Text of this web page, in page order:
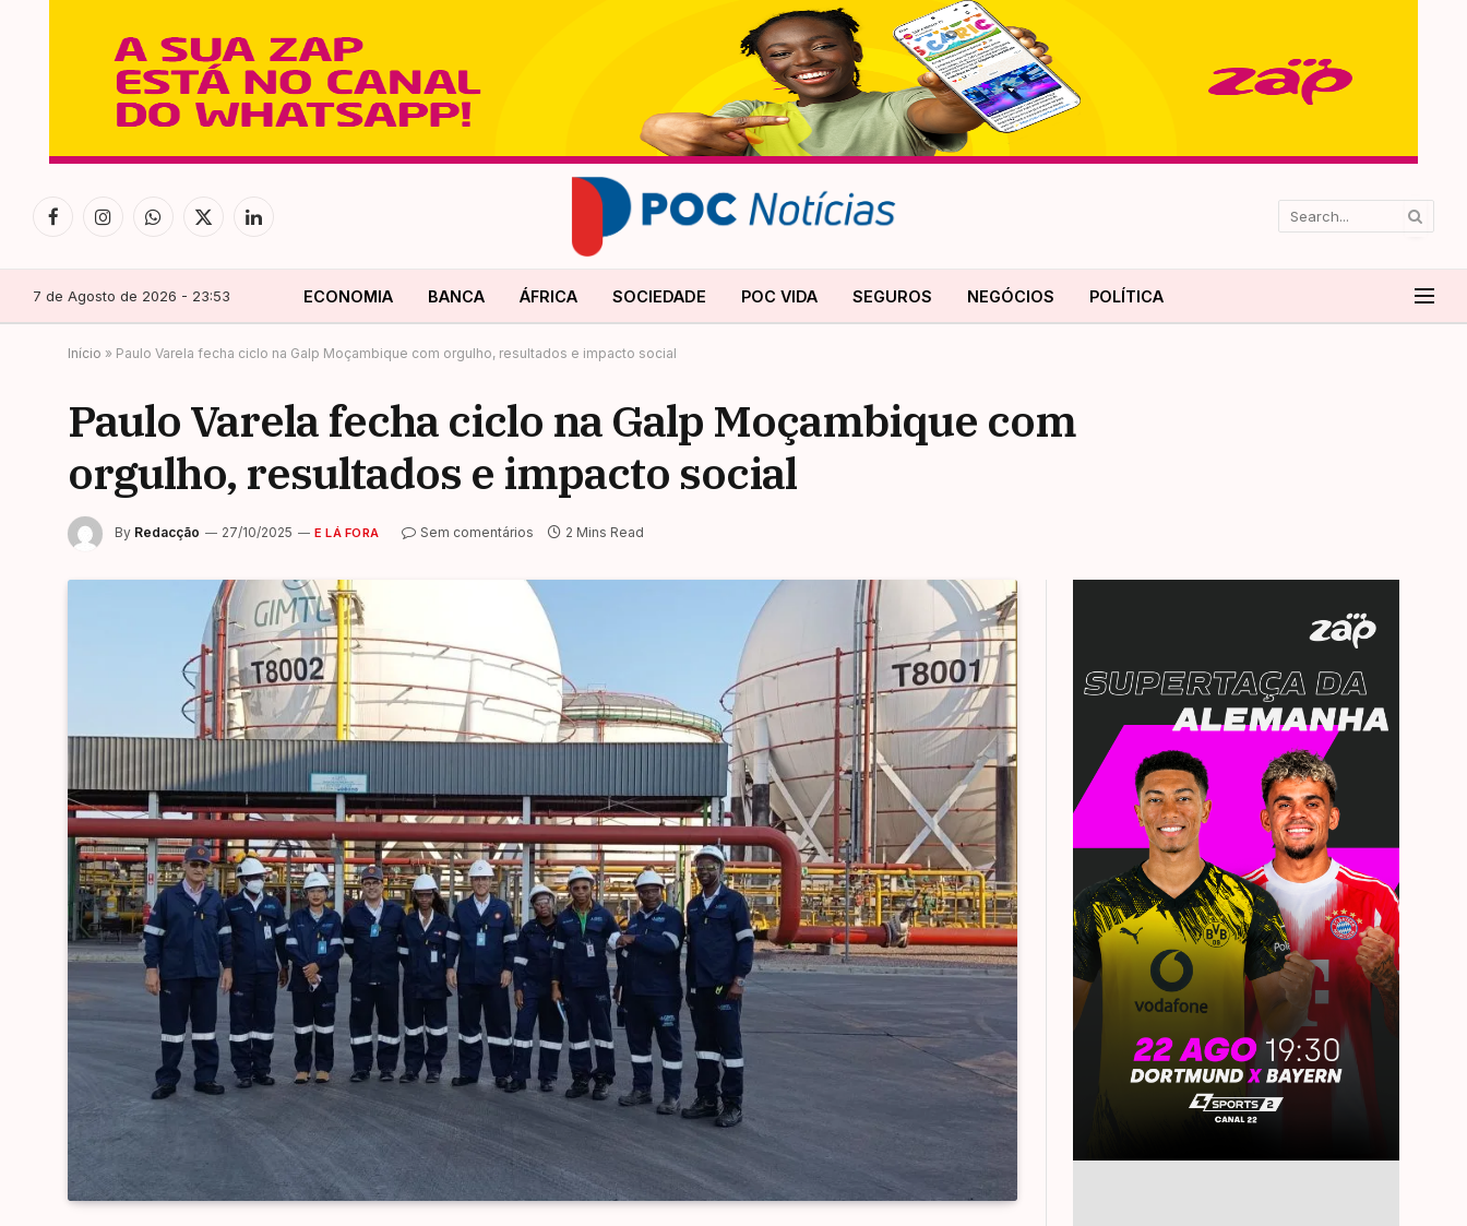
FacebookInstagramWhatsApp
X
LinkedIn
7 de Agosto de 2026 - 23:53 ECONOMIA BANCA ÁFRICA SOCIEDADE POC VIDA SEGUROS NEGÓCIOS POLÍTICA
Início » Paulo Varela fecha ciclo na Galp Moçambique com orgulho, resultados e impacto social
Paulo Varela fecha ciclo na Galp Moçambique com
orgulho, resultados e impacto social
By Redacção 27/10/2025 E LÁ FORA Sem comentários 2 Mins Read